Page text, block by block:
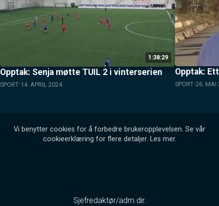
1:38:29
Opptak: Senja møtte TUIL 2 i vinterserien
SPORT 14. APRIL 2024
Opptak:
SPORT 26. MAI
Vi benytter cookies for å forbedre brukeropplevelsen. Se vår
cookieerklæring for flere detaljer. Les mer.
Sjefredaktør/adm.dir.